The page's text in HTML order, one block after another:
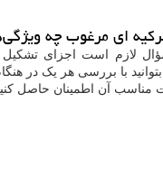
ای مرغوب چه
لازم است اجزای
با بررسی هر یک در
آن اطمینان حاصل